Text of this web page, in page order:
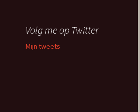
Volg me op Twitter
Mijn tweets